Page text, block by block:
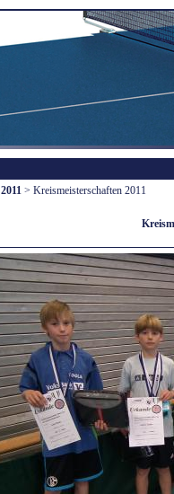
2011 > Kreismeisterschaften 2011